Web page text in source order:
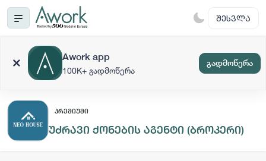
ᲨᲔᲡᲕᲚᲐ
Awork app
100K+ გადმოწერა
გადმოწერა
ᲞᲠᲔᲛᲘᲣᲛᲘ
უძრავი ქონების აგენტი (ბროკერი)